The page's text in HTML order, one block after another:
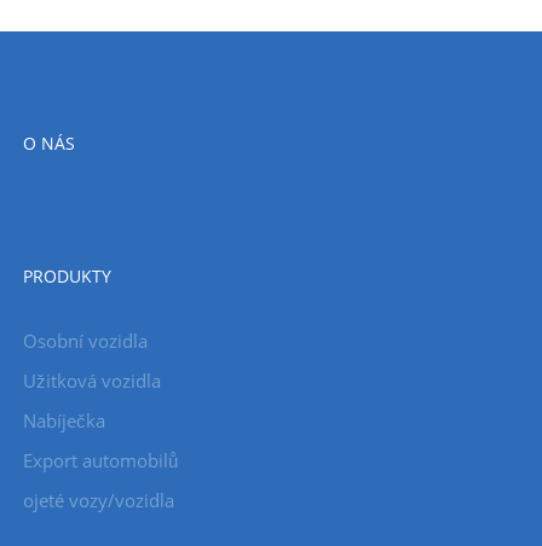
O NÁS
PRODUKTY
Osobní vozidla
Užitková vozidla
Nabíječka
Export automobilů
ojeté vozy/vozidla